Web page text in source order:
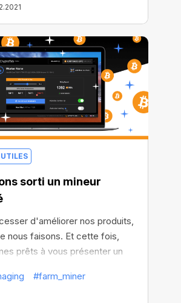
donc de plus près
les Pool Miners, comment
eux et gagner de l'argent
jour.
sorti un mineur
d'améliorer nos produits,
nous faisons. Et cette fois,
prêts à vous présenter un
dans la nouvelle version ?
à lire. Nous pouvons vous
#farm_miner